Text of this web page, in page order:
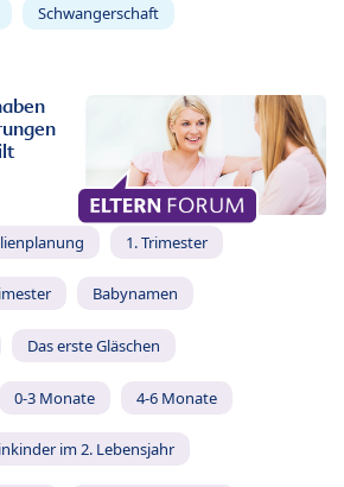
Schwangerschaft
1. Trimester
Babynamen
Das erste Gläschen
0-3 Monate 4-6 Monate
im 2. Lebensjahr